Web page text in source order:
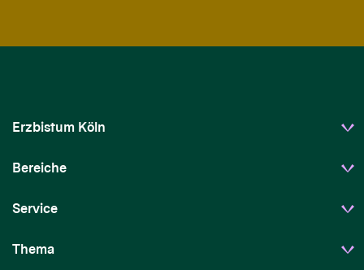
Erzbistum Köln
Bereiche
Service
Thema